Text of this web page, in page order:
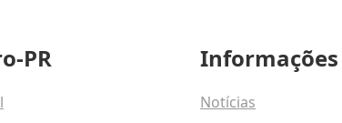
PR Informações
Notícias